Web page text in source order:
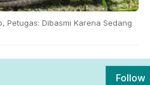
Petugas: Dibasmi Karena Sedang
Follow